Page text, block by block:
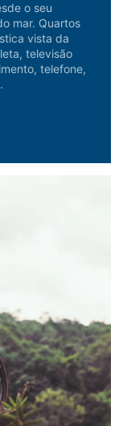
o seu
mar. Quartos
vista da
televisão
telefone,